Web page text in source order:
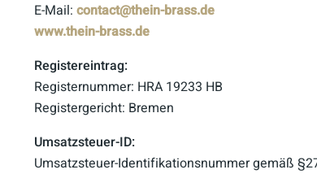
E-Mail: contact@thein-brass.de
www.thein-brass.de
Registereintrag:
Registernummer: HRA 19233 HB
Registergericht: Bremen
Umsatzsteuer-ID:
Umsatzsteuer-Identifikationsnummer gemäß